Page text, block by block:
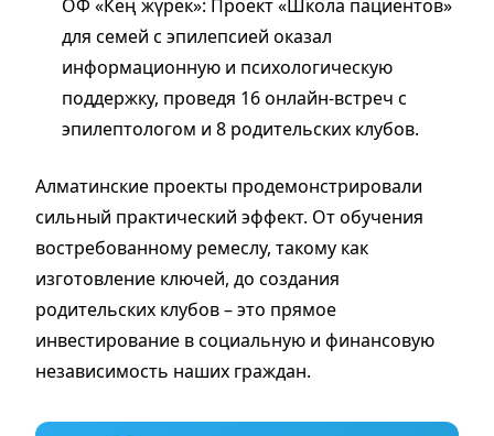
ОФ «Кең жүрек»: Проект «Школа пациентов»
для семей с эпилепсией оказал
информационную и психологическую
поддержку, проведя 16 онлайн-встреч с
эпилептологом и 8 родительских клубов.
Алматинские проекты продемонстрировали
сильный практический эффект. От обучения
востребованному ремеслу, такому как
изготовление ключей, до создания
родительских клубов – это прямое
инвестирование в социальную и финансовую
независимость наших граждан.